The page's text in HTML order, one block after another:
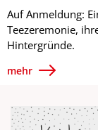
Auf Anmeldung:
Teezeremonie,
Hintergründe.
mehr